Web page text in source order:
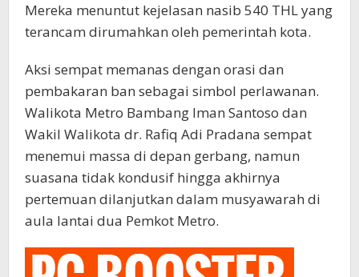
Mereka menuntut kejelasan nasib 540 THL yang
terancam dirumahkan oleh pemerintah kota.
Aksi sempat memanas dengan orasi dan
pembakaran ban sebagai simbol perlawanan.
Walikota Metro Bambang Iman Santoso dan
Wakil Walikota dr. Rafiq Adi Pradana sempat
menemui massa di depan gerbang, namun
suasana tidak kondusif hingga akhirnya
pertemuan dilanjutkan dalam musyawarah di
aula lantai dua Pemkot Metro.